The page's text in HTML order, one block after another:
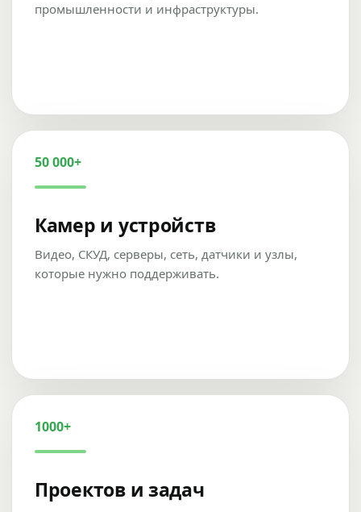
промышленности и инфраструктуры.
50 000+
Камер и устройств
Видео, СКУД, серверы, сеть, датчики и узлы,
которые нужно поддерживать.
1000+
Проектов и задач